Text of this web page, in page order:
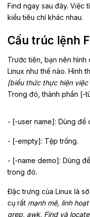
Find ngay sau đây. Việc
kiểu tiêu chí khác nhau.
Cấu trúc lệnh
Trước tiên, bạn nên hình
Linux như thế nào. Hình
[biểu thức thực hiện
Trong đó, thành phần [-
- [-user name]: Dùng để
- [-empty]: Tệp trống.
- [-name demo]: Dùng
trong đó.
Đặc trưng của Linux là
cụ rất mạnh mẽ, linh
grep, awk, Find và